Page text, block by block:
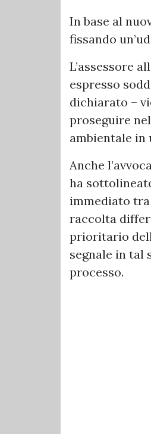
In base al
fissando
L’assessore
espresso
dichiarato –
proseguire
ambientale in
Anche
ha
immediato
raccolta
prioritario
segnale in tal
processo.